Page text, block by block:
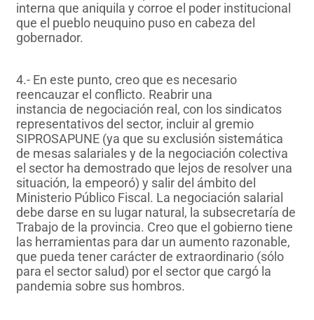
interna que aniquila y corroe el poder institucional
que el pueblo neuquino puso en cabeza del
gobernador.
4.- En este punto, creo que es necesario
reencauzar el conflicto. Reabrir una
instancia de negociación real, con los sindicatos
representativos del sector, incluir al gremio
SIPROSAPUNE (ya que su exclusión sistemática
de mesas salariales y de la negociación colectiva
el sector ha demostrado que lejos de resolver una
situación, la empeoró) y salir del ámbito del
Ministerio Público Fiscal. La negociación salarial
debe darse en su lugar natural, la subsecretaría de
Trabajo de la provincia. Creo que el gobierno tiene
las herramientas para dar un aumento razonable,
que pueda tener carácter de extraordinario (sólo
para el sector salud) por el sector que cargó la
pandemia sobre sus hombros.